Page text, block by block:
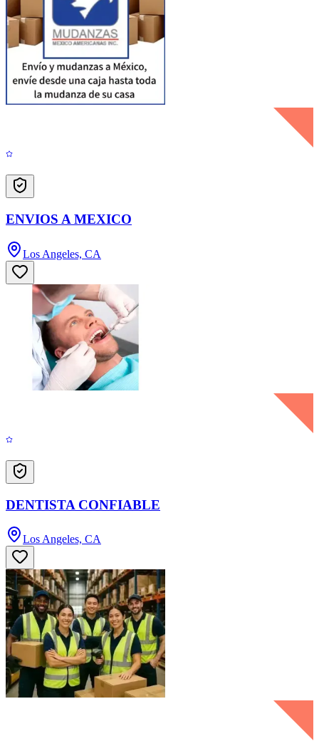
ENVIOS A MEXICO
Los Angeles, CA
DENTISTA CONFIABLE
Los Angeles, CA